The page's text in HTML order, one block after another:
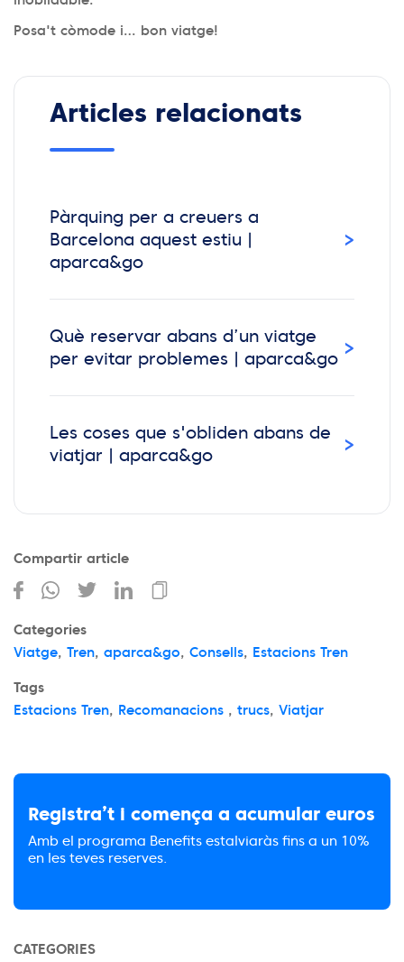
Posa't còmode i… bon viatge!
Articles relacionats
Pàrquing per a creuers a
Barcelona aquest estiu |
aparca&go
›
Què reservar abans d’un viatge
per evitar problemes | aparca&go ›
Les coses que s'obliden abans de
viatjar | aparca&go
›
Compartir article
Categories
Viatge, Tren, aparca&go, Consells, Estacions Tren
Tags
Estacions Tren, Recomanacions , trucs, Viatjar
Registra’t i comença a acumular euros
Amb el programa Benefits estalviaràs fins a un 10%
en les teves reserves.
CATEGORIES